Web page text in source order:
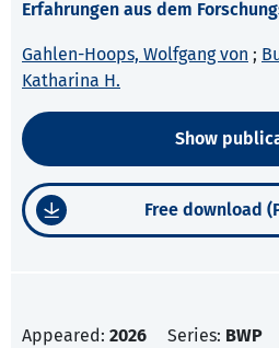
Erfahrungen aus dem
Gahlen-Hoops, Wolfgang von ;
Katharina H.
Show
Free download
Appeared: 2026 Series: BWP